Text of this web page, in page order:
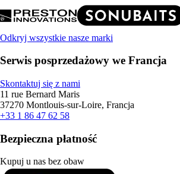
Odkryj wszystkie nasze marki
Serwis posprzedażowy we Francja
Skontaktuj się z nami
11 rue Bernard Maris
37270 Montlouis-sur-Loire, Francja
+33 1 86 47 62 58
Bezpieczna płatność
Kupuj u nas bez obaw